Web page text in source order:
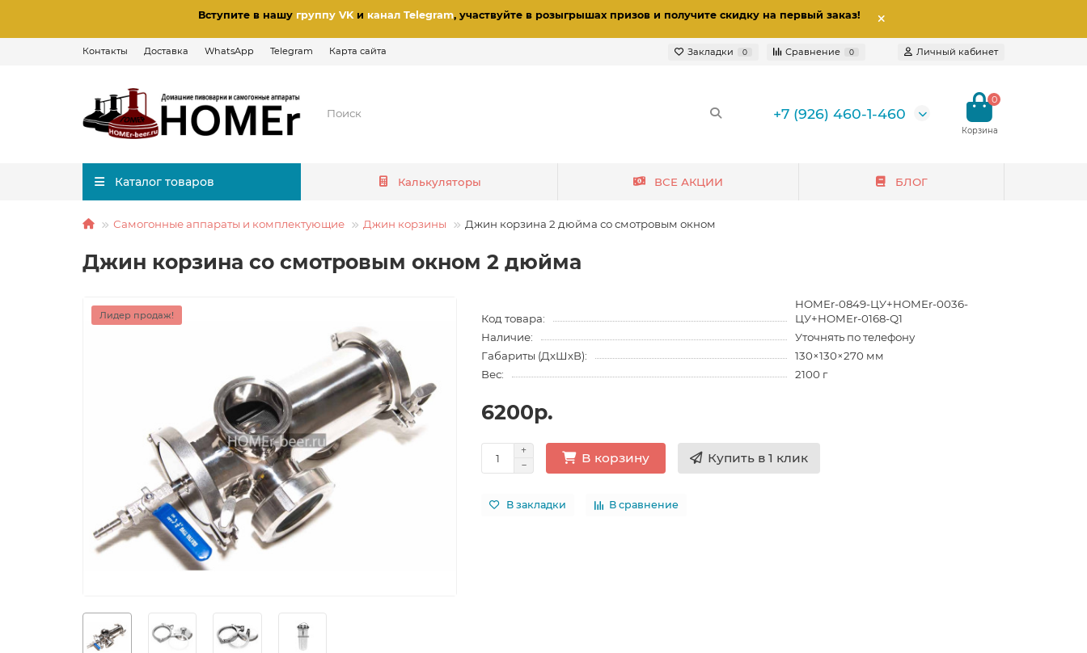
Вступите в нашу группу VKи канал Telegram, участвуйте в розыгрышах призов и получите скидку на первый заказ!
Контакты Доставка WhatsApp Telegram Карта сайта Закладки 0 Сравнение 0 Личный кабинет
+7 (926) 460-1-460
0
Каталог товаров Калькуляторы ВСЕ АКЦИИ БЛОГ
Самогонные аппараты и комплектующие Джин корзины Джин корзина 2 дюйма со смотровым окном
Джин корзина со смотровым окном 2 дюйма
Лидер продаж! Код товара:
HOMEr-0849-ЦУ+HOMEr-0036-
ЦУ+HOMEr-0168-Q1
Наличие:
Уточнять по телефону
Габариты (ДхШхВ):
130×130×270 мм
Вес:
2100 г
6200р.
В корзину Купить в 1 клик
В закладки В сравнение